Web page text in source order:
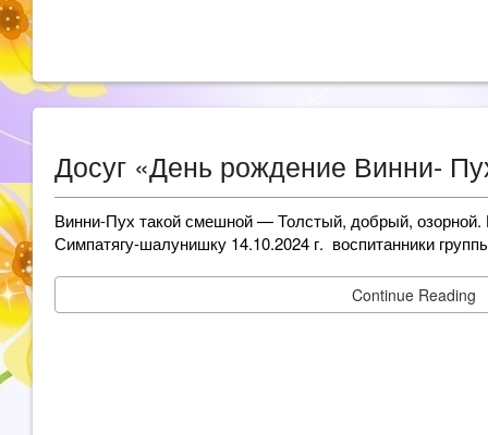
Досуг «День рождение Винни-
Винни-Пух такой смешной — Толстый, добрый,
Симпатягу-шалунишку 14.10.2024 г. воспитанники
Continue Reading